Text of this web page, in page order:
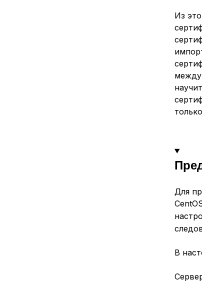
Из
между
Для
В